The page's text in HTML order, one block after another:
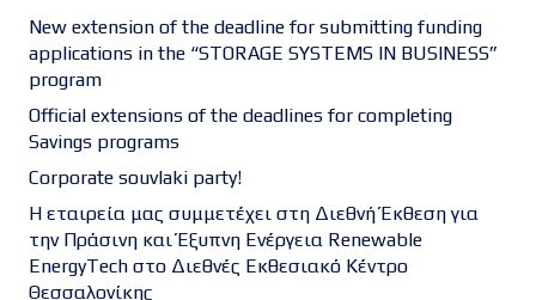
New extension of the deadline for submitting funding
applications in the “STORAGE SYSTEMS IN BUSINESS”
program
Official extensions of the deadlines for completing
Savings programs
Corporate souvlaki party!
Η εταιρεία μας συμμετέχει στη Διεθνή Έκθεση για
την Πράσινη και Έξυπνη Ενέργεια Renewable
EnergyTech στο Διεθνές Εκθεσιακό Κέντρο
Θεσσαλονίκης